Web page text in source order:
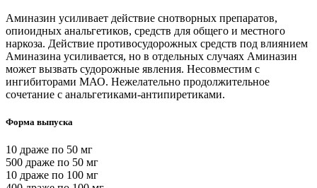
Аминазин усиливает действие снотворных препаратов,
опиоидных анальгетиков, средств для общего и местного
наркоза. Действие противосудорожных средств под влиянием
Аминазина усиливается, но в отдельных случаях Аминазин
может вызвать судорожные явления. Несовместим с
ингибиторами МАО. Нежелательно продолжительное
сочетание с анальгетиками-антипиретиками.
Форма выпуска
10 драже по 50 мг
500 драже по 50 мг
10 драже по 100 мг